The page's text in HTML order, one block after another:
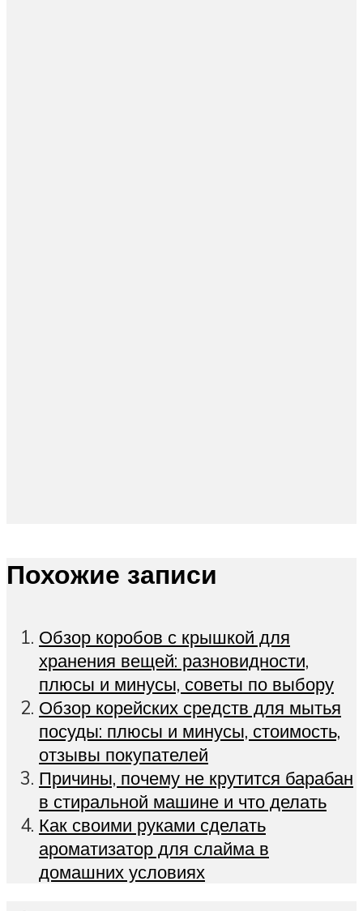
Похожие записи
Обзор коробов с крышкой для
хранения вещей: разновидности,
плюсы и минусы, советы по выбору
Обзор корейских средств для мытья
посуды: плюсы и минусы, стоимость,
отзывы покупателей
Причины, почему не крутится барабан
в стиральной машине и что делать
Как своими руками сделать
ароматизатор для слайма в
домашних условиях